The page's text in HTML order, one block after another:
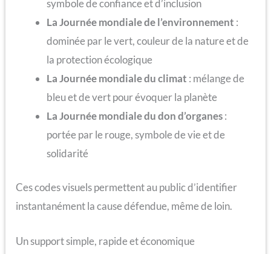
symbole de confiance et d’inclusion
La Journée mondiale de l’environnement :
dominée par le vert, couleur de la nature et de
la protection écologique
La Journée mondiale du climat : mélange de
bleu et de vert pour évoquer la planète
La Journée mondiale du don d’organes:
portée par le rouge, symbole de vie et de
solidarité
Ces codes visuels permettent au public d’identifier
instantanément la cause défendue, même de loin.
Un support simple, rapide et économique